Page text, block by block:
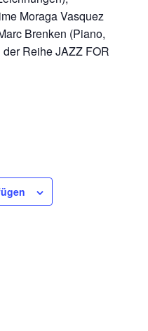
Moraga Vasquez
Brenken (Piano,
Reihe JAZZ FOR